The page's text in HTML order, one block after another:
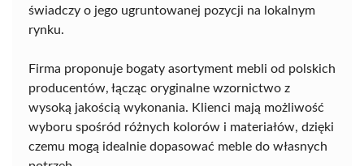
świadczy o jego ugruntowanej pozycji na lokalnym
rynku.
Firma proponuje bogaty asortyment mebli od polskich
producentów, łącząc oryginalne wzornictwo z
wysoką jakością wykonania. Klienci mają możliwość
wyboru spośród różnych kolorów i materiałów, dzięki
czemu mogą idealnie dopasować meble do własnych